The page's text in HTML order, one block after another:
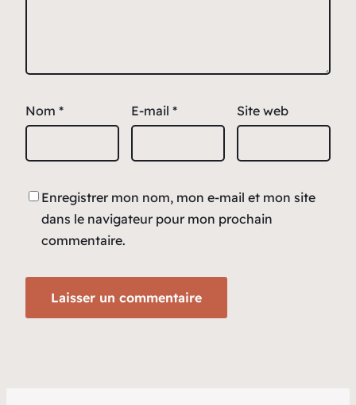
Nom * E-mail * Site web
Enregistrer mon nom, mon e-mail et mon site
dans le navigateur pour mon prochain
commentaire.